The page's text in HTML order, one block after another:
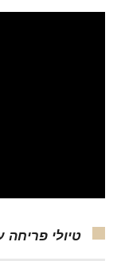
טיולי פריחה